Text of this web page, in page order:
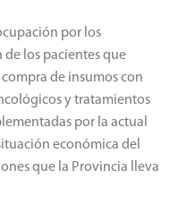
por los
de los pacientes que
de insumos con
y tratamientos
por la actual
económica del
que la Provincia lleva